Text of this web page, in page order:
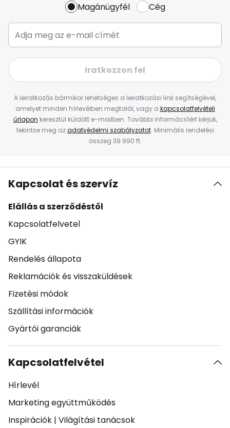
Magánügyfél Cég
Iratkozzon fel
A leiratkozás bármikor lehetséges a leiratkozási link segítségével,
amelyet minden hírlevélben megtalál, vagy a kapcsolatfelvételi
űrlapon keresztül küldött e-mailben. További információért kérjük,
tekintse meg azadatvédelmi szabályzatot. Minimális rendelési
összeg 39 990 ft.
Kapcsolat és szervíz
Elállás a szerződéstől
Kapcsolatfelvetel
GYIK
Rendelés állapota
Reklamációk és visszaküldések
Fizetési módok
Szállítási információk
Gyártói garanciák
Kapcsolatfelvétel
Hírlevél
Marketing együttműködés
Inspirációk | Világítási tanácsok